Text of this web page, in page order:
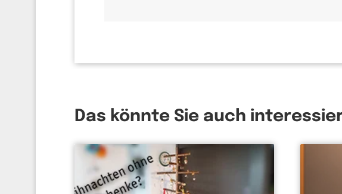
Das könnte Sie auch